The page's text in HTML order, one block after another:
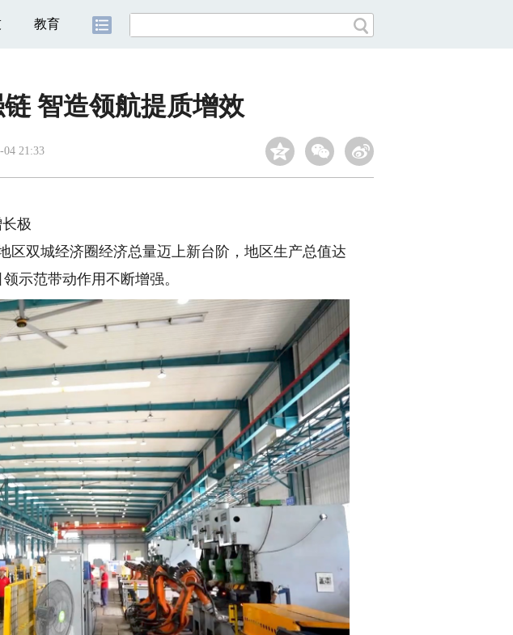
教育
智造领航提质增效
04 21:33
极
双城经济圈经济总量迈上新台阶，地区生产总值达
示范带动作用不断增强。